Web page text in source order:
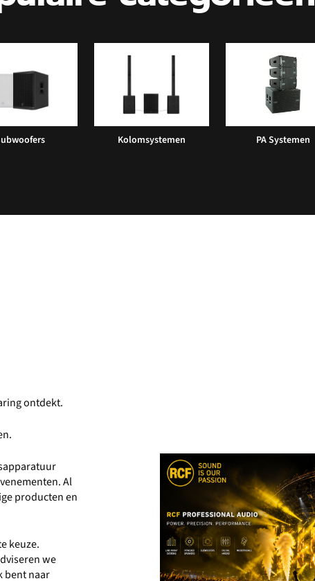
Kolomsystemen PA Systemen
ontdekt.
Al
producten en
keuze.
we
bent naar